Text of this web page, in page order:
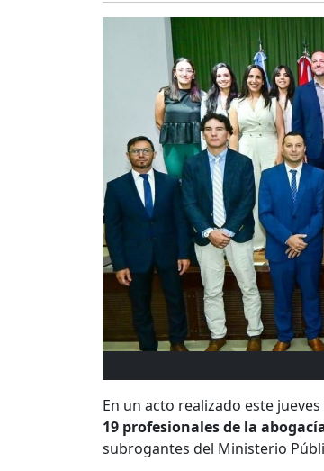
En un acto realizado este
19 profesionales de la
subrogantes del Ministerio